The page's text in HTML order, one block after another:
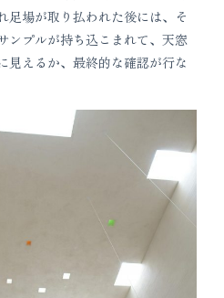
足場が取り払われた後には、そ
ンプルが持ち込こまれて、天窓
見えるか、最終的な確認が行な